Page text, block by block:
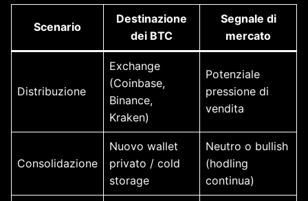
Scenario
Destinazione
dei BTC
Segnale di
mercato
Distribuzione
Exchange
(Coinbase,
Binance,
Kraken)
Potenziale
pressione di
vendita
Consolidazione
Nuovo wallet
privato / cold
storage
Neutro o bullish
(hodling
continua)